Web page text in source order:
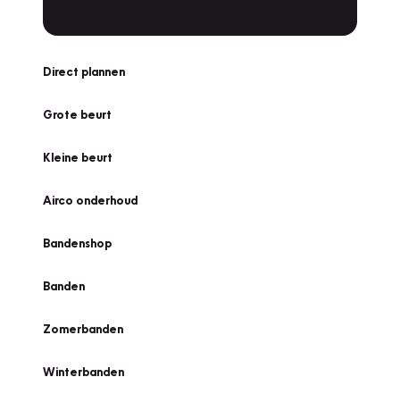
Direct plannen
Grote beurt
Kleine beurt
Airco onderhoud
Bandenshop
Banden
Zomerbanden
Winterbanden